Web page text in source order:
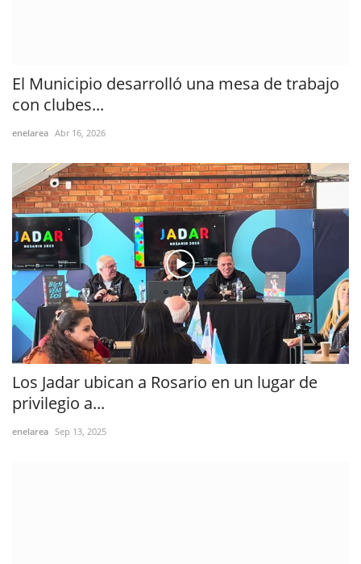
El Municipio desarrolló una mesa de trabajo
con clubes...
enelarea Abr 16, 2026
Los Jadar ubican a Rosario en un lugar de
privilegio a...
enelarea Sep 13, 2025